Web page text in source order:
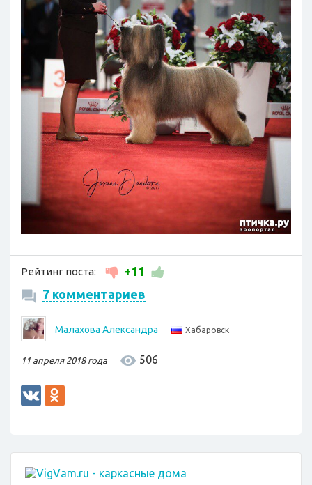
Рейтинг поста:
+11
7 комментариев
Малахова Александра Хабаровск
11 апреля 2018 года 506